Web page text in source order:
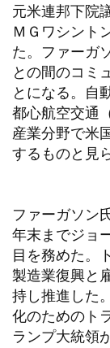
元米連邦下院
ＭＧワシント
た。ファーガ
との間のコミ
とになる。自
都心航空交通
産業分野で米
するものと見
ファーガソン
年末までジョ
目を務めた。
製造業復興と
持し推進した
化のためのト
ランプ大統領